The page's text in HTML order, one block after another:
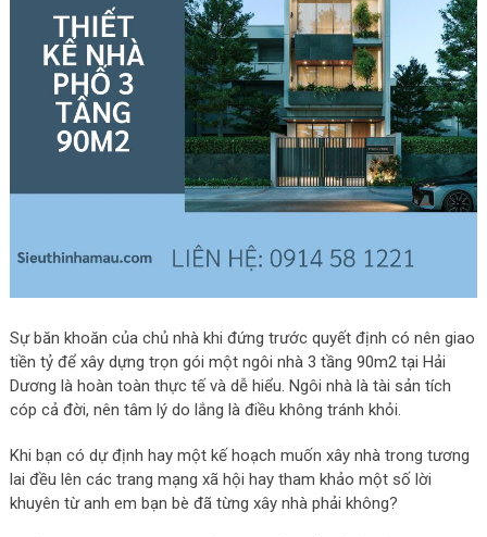
Sự băn khoăn của chủ nhà khi đứng trước quyết định có nên giao
tiền tỷ để xây dựng trọn gói một ngôi nhà 3 tầng 90m2 tại Hải
Dương là hoàn toàn thực tế và dễ hiểu. Ngôi nhà là tài sản tích
cóp cả đời, nên tâm lý do lắng là điều không tránh khỏi.
Khi bạn có dự định hay một kế hoạch muốn xây nhà trong tương
lai đều lên các trang mạng xã hội hay tham khảo một số lời
khuyên từ anh em bạn bè đã từng xây nhà phải không?